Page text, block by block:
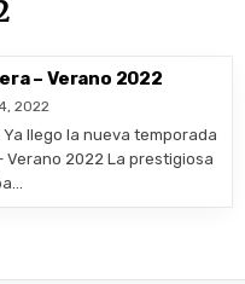
– Verano 2022
2022
llego la nueva temporada
Verano 2022 La prestigiosa